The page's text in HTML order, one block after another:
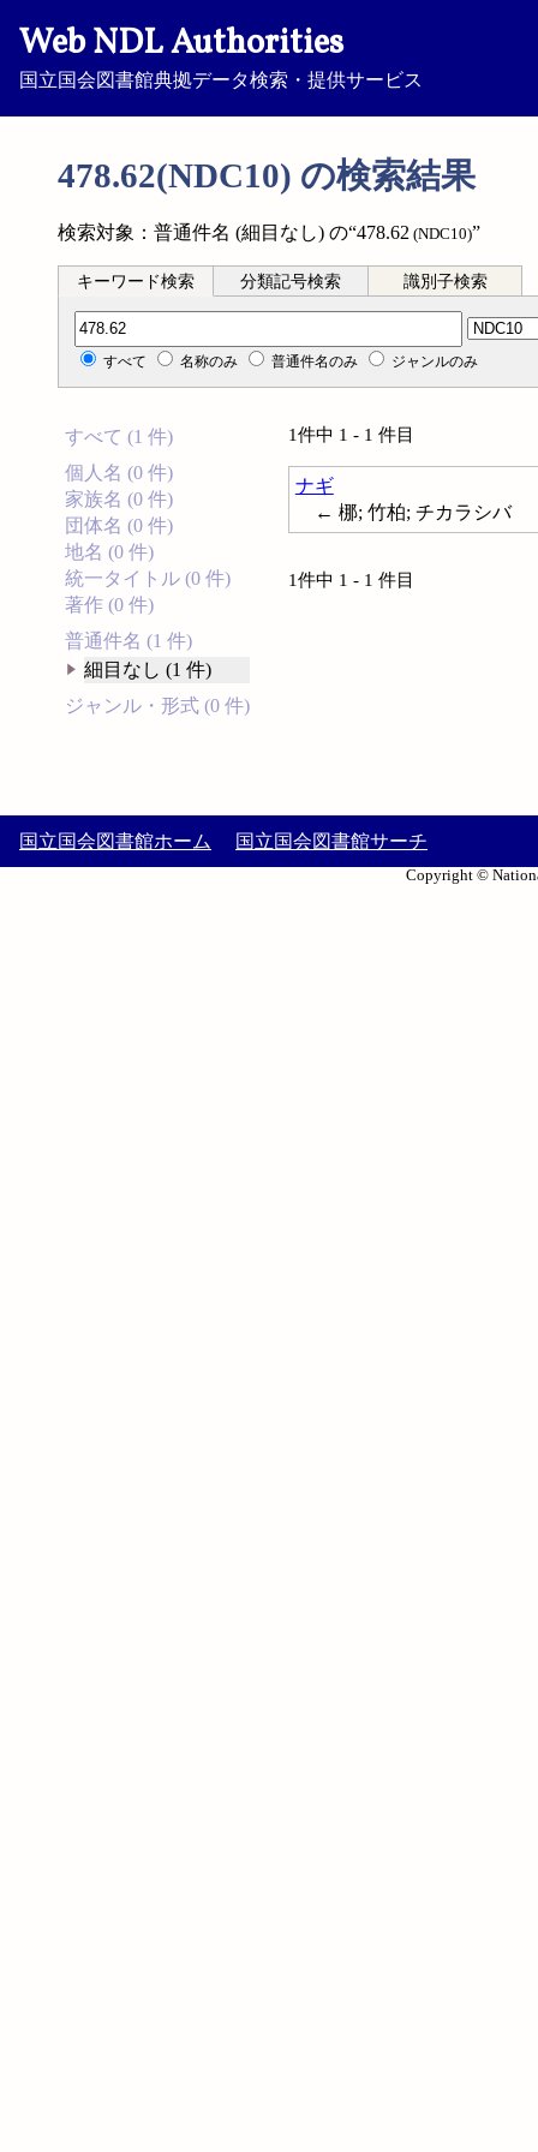
Web NDL Authorities
国立国会図書館典拠データ検索・提供サービス
478.62(NDC10) の検索結果
検索対象：普通件名 (細目なし) の“478.62 (NDC10)”
キーワード検索 分類記号検索 識別子検索
分類記号検索
すべて 名称のみ 普通件名のみ ジャンルのみ
すべて (1 件)
個人名 (0 件)
家族名 (0 件)
団体名 (0 件)
地名 (0 件)
統一タイトル (0 件)
著作 (0 件)
普通件名 (1 件)
細目なし (1 件)
ジャンル・形式 (0 件)
1件中 1 - 1 件目
ナギ
← 梛; 竹柏; チカラシバ
1件中 1 - 1 件目
国立国会図書館ホーム 国立国会図書館サーチ
Copyright ©